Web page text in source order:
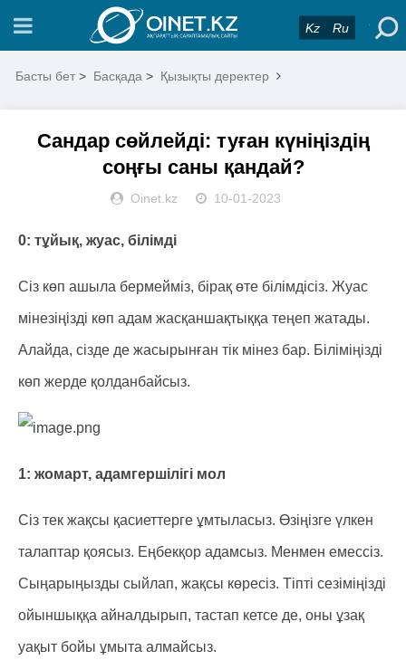
Kz Ru
Басты бет > Басқада > Қызықты деректер
Сандар сөйлейді: туған күніңіздің
соңғы саны қандай?
Oinet.kz 10-01-2023
0: тұйық, жуас, білімді
Сіз көп ашыла бермейміз, бірақ өте білімдісіз. Жуас
мінезіңізді көп адам жасқаншақтыққа теңеп жатады.
Алайда, сізде де жасырынған тік мінез бар. Біліміңізді
көп жерде қолданбайсыз.
1: жомарт, адамгершілігі мол
Сіз тек жақсы қасиеттерге ұмтыласыз. Өзіңізге үлкен
талаптар қоясыз. Еңбекқор адамсыз. Менмен емессіз.
Сыңарыңызды сыйлап, жақсы көресіз. Тіпті сезіміңізді
ойыншыққа айналдырып, тастап кетсе де, оны ұзақ
уақыт бойы ұмыта алмайсыз.